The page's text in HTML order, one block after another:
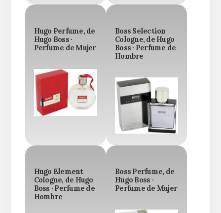
Hugo Perfume, de
Hugo Boss ·
Perfume de Mujer
Boss Selection
Cologne, de Hugo
Boss · Perfume de
Hombre
Hugo Element
Cologne, de Hugo
Boss · Perfume de
Hombre
Boss Perfume, de
Hugo Boss ·
Perfume de Mujer